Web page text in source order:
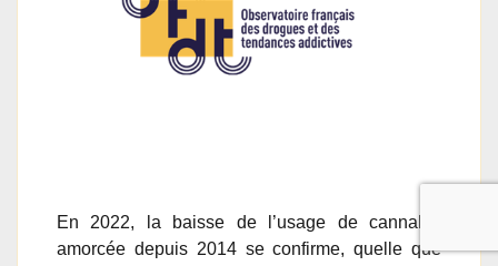
En 2022, la baisse de l’usage de cannabis
amorcée depuis 2014 se confirme, quelle que